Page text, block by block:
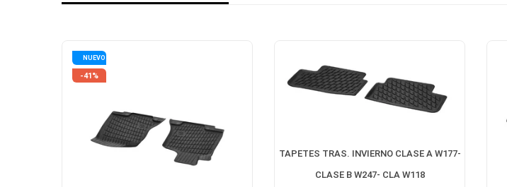
NUEVO
-41%
TAPETES TRAS. INVIERNO CLASE A W177-
CLASE B W247- CLA W118